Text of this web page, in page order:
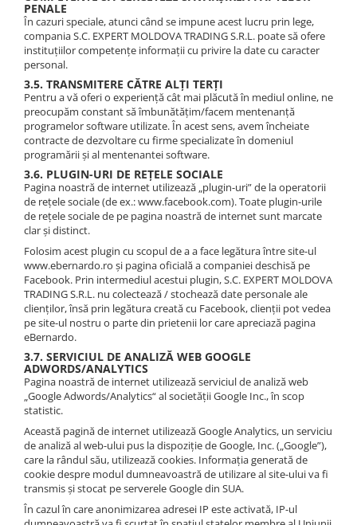
PENALE
În cazuri speciale, atunci când se impune acest lucru prin lege,
compania S.C. EXPERT MOLDOVA TRADING S.R.L. poate să ofere
instituțiilor competențe informații cu privire la date cu caracter
personal.
3.5. TRANSMITERE CĂTRE ALȚI TERȚI
Pentru a vă oferi o experiență cât mai plăcută în mediul online, ne
preocupăm constant să îmbunătățim/facem mentenanță
programelor software utilizate. În acest sens, avem încheiate
contracte de dezvoltare cu firme specializate în domeniul
programării și al mentenantei software.
3.6. PLUGIN-URI DE REȚELE SOCIALE
Pagina noastră de internet utilizează „plugin-uri” de la operatorii
de rețele sociale (de ex.: www.facebook.com). Toate plugin-urile
de rețele sociale de pe pagina noastră de internet sunt marcate
clar și distinct.
Folosim acest plugin cu scopul de a a face legătura între site-ul
www.ebernardo.ro și pagina oficială a companiei deschisă pe
Facebook. Prin intermediul acestui plugin, S.C. EXPERT MOLDOVA
TRADING S.R.L. nu colectează / stochează date personale ale
clienților, însă prin legătura creată cu Facebook, clienții pot vedea
pe site-ul nostru o parte din prietenii lor care apreciază pagina
eBernardo.
3.7. SERVICIUL DE ANALIZĂ WEB GOOGLE
ADWORDS/ANALYTICS
Pagina noastră de internet utilizează serviciul de analiză web
„Google Adwords/Analytics“ al societății Google Inc., în scop
statistic.
Această pagină de internet utilizează Google Analytics, un serviciu
de analiză al web-ului pus la dispoziție de Google, Inc. („Google”),
care la rândul său, utilizează cookies. Informația generată de
cookie despre modul dumneavoastră de utilizare al site-ului va fi
transmis și stocat pe serverele Google din SUA.
În cazul în care anonimizarea adresei IP este activată, IP-ul